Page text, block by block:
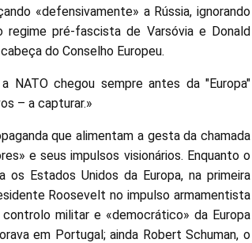
«defensivamente» a Rússia, ignorando
regime pré-fascista de Varsóvia e Donald
do Conselho Europeu.
NATO chegou sempre antes da "Europa"
– a capturar.»
que alimentam a gesta da chamada
e seus impulsos visionários. Enquanto o
Estados Unidos da Europa, na primeira
Roosevelt no impulso armamentista
militar e «democrático» da Europa
em Portugal; ainda Robert Schuman, o